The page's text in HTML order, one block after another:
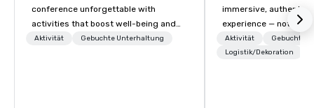
conference unforgettable with
activities that boost well-being and
lower carbon footprints. Explore the
Aktivität Gebuchte Unterhaltung
immersive, authentic
experience — not a
transformation. We
facilitate custom
Aktivität
Gebuchte
Logistik/Dekoration